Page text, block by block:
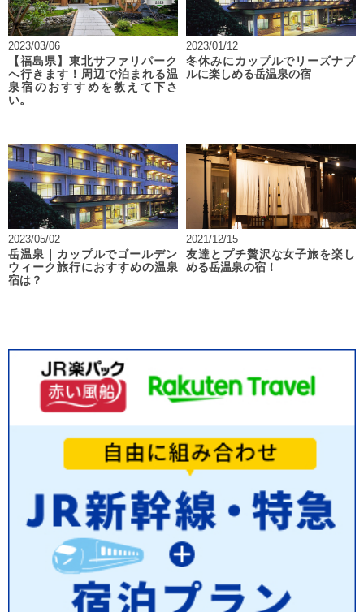
2023/03/06
【福島県】東北サファリパーク
へ行きます！周辺で泊まれる温
泉宿のおすすめを教えて下さ
い。
2023/01/12
冬休みにカップルでリーズナブ
ルに楽しめる岳温泉の宿
2023/05/02
岳温泉｜カップルでゴールデン
ウィーク旅行におすすめの温泉
宿は？
2021/12/15
友達とプチ贅沢な女子旅を楽し
める岳温泉の宿！